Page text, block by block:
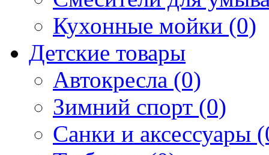
Кухонные мойки (0)
Детские товары
Автокресла (0)
Зимний спорт (0)
Санки и аксессуары